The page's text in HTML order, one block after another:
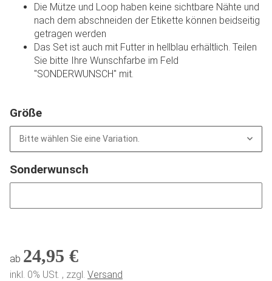
Die Mütze und Loop haben keine sichtbare Nähte und
nach dem abschneiden der Etikette können beidseitig
getragen werden
Das Set ist auch mit Futter in hellblau erhältlich. Teilen
Sie bitte Ihre Wunschfarbe im Feld
"SONDERWUNSCH" mit.
Größe
Bitte wählen Sie eine Variation.
Sonderwunsch
ab 24,95 €
inkl. 0% USt. , zzgl. Versand